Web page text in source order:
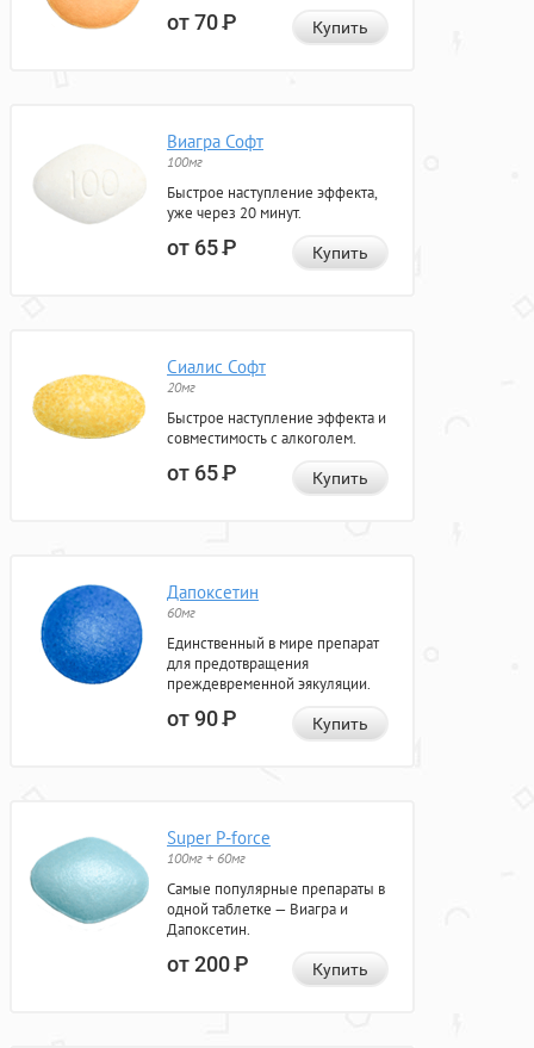
от 70Р Купить
Виагра Софт
100мг
Быстрое наступление эффекта,
уже через 20 минут.
от 65Р Купить
Сиалис Софт
20мг
Быстрое наступление эффекта и
совместимость с алкоголем.
от 65Р Купить
Дапоксетин
60мг
Единственный в мире препарат
для предотвращения
преждевременной эякуляции.
от 90Р Купить
Super P-force
100мг + 60мг
Самые популярные препараты в
одной таблетке — Виагра и
Дапоксетин.
от 200Р Купить